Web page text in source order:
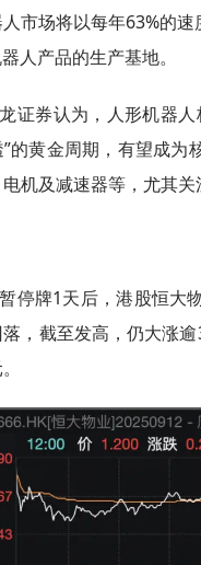
市场将以每年63%的
人产品的生产基地。
证券认为，人形机器
的黄金周期，有望成为
机及减速器等，尤其关
停牌1天后，港股恒大
，截至发高，仍大涨